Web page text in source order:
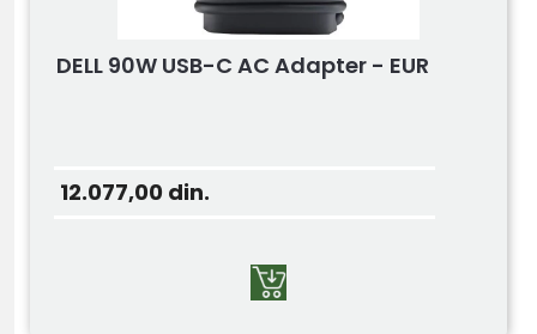
DELL 90W USB-C AC Adapter - EUR
12.077,00 din.